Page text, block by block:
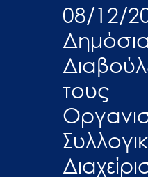
08/12/
τους